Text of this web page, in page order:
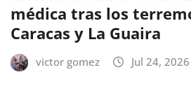
médica tras los
Caracas y La Guaira
victor gomez Jul 24, 2026